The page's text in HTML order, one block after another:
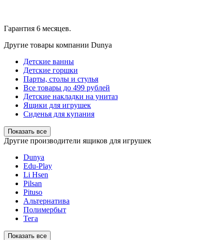
Гарантия 6 месяцев.
Другие товары компании Dunya
Детские ванны
Детские горшки
Парты, столы и стулья
Все товары до 499 рублей
Детские накладки на унитаз
Ящики для игрушек
Сиденья для купания
Показать все
Другие производители ящиков для игрушек
Dunya
Edu-Play
Li Hsen
Pilsan
Pituso
Альтернатива
Полимербыт
Тега
Показать все